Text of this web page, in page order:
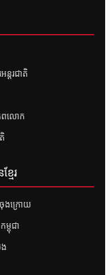
តរជាតិ
ពលោក
ែរ
ចុងក្រោយ
ពុជា
ង